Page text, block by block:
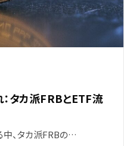
：タカ派FRBとETF流
中、タカ派FRBの…